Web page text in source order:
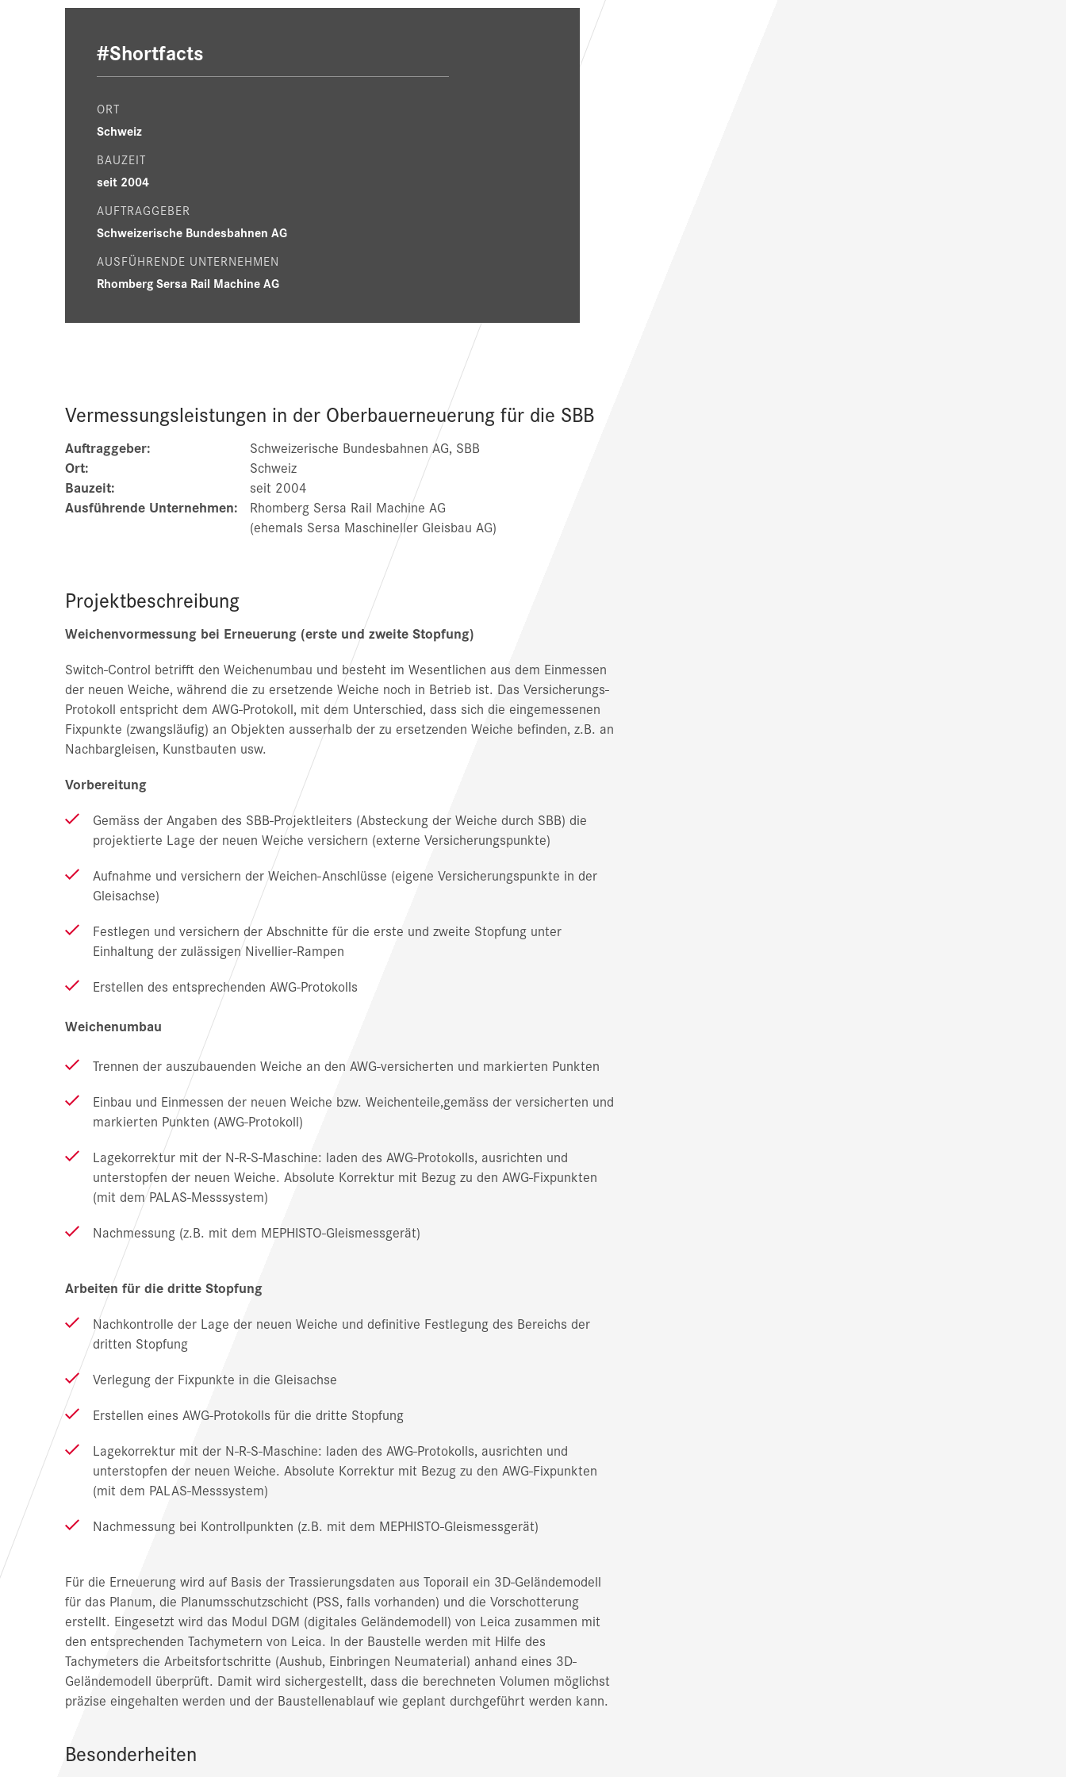
#Shortfacts
ORT
Schweiz
BAUZEIT
seit 2004
AUFTRAGGEBER
Schweizerische Bundesbahnen AG
AUSFÜHRENDE UNTERNEHMEN
Rhomberg Sersa Rail Machine AG
Vermessungsleistungen in der Oberbauerneuerung für die SBB
Auftraggeber:
Schweizerische Bundesbahnen AG, SBB
Ort:
Schweiz
Bauzeit:
seit 2004
Ausführende Unternehmen: Rhomberg Sersa Rail Machine AG
(ehemals Sersa Maschineller Gleisbau AG)
Projektbeschreibung
Weichenvormessung bei Erneuerung (erste und zweite Stopfung)
Switch-Control betrifft den Weichenumbau und besteht im Wesentlichen aus dem Einmessen
der neuen Weiche, während die zu ersetzende Weiche noch in Betrieb ist. Das Versicherungs-
Protokoll entspricht dem AWG-Protokoll, mit dem Unterschied, dass sich die eingemessenen
Fixpunkte (zwangsläufig) an Objekten ausserhalb der zu ersetzenden Weiche befinden, z.B. an
Nachbargleisen, Kunstbauten usw.
Vorbereitung
Gemäss der Angaben des SBB-Projektleiters (Absteckung der Weiche durch SBB) die
projektierte Lage der neuen Weiche versichern (externe Versicherungspunkte)
Aufnahme und versichern der Weichen-Anschlüsse (eigene Versicherungspunkte in der
Gleisachse)
Festlegen und versichern der Abschnitte für die erste und zweite Stopfung unter
Einhaltung der zulässigen Nivellier-Rampen
Erstellen des entsprechenden AWG-Protokolls
Weichenumbau
Trennen der auszubauenden Weiche an den AWG-versicherten und markierten Punkten
Einbau und Einmessen der neuen Weiche bzw. Weichenteile,gemäss der versicherten und
markierten Punkten (AWG-Protokoll)
Lagekorrektur mit der N-R-S-Maschine: laden des AWG-Protokolls, ausrichten und
unterstopfen der neuen Weiche. Absolute Korrektur mit Bezug zu den AWG-Fixpunkten
(mit dem PALAS-Messsystem)
Nachmessung (z.B. mit dem MEPHISTO-Gleismessgerät)
Arbeiten für die dritte Stopfung
Nachkontrolle der Lage der neuen Weiche und definitive Festlegung des Bereichs der
dritten Stopfung
Verlegung der Fixpunkte in die Gleisachse
Erstellen eines AWG-Protokolls für die dritte Stopfung
Lagekorrektur mit der N-R-S-Maschine: laden des AWG-Protokolls, ausrichten und
unterstopfen der neuen Weiche. Absolute Korrektur mit Bezug zu den AWG-Fixpunkten
(mit dem PALAS-Messsystem)
Nachmessung bei Kontrollpunkten (z.B. mit dem MEPHISTO-Gleismessgerät)
Für die Erneuerung wird auf Basis der Trassierungsdaten aus Toporail ein 3D-Geländemodell
für das Planum, die Planumsschutzschicht (PSS, falls vorhanden) und die Vorschotterung
erstellt. Eingesetzt wird das Modul DGM (digitales Geländemodell) von Leica zusammen mit
den entsprechenden Tachymetern von Leica. In der Baustelle werden mit Hilfe des
Tachymeters die Arbeitsfortschritte (Aushub, Einbringen Neumaterial) anhand eines 3D-
Geländemodell überprüft. Damit wird sichergestellt, dass die berechneten Volumen möglichst
präzise eingehalten werden und der Baustellenablauf wie geplant durchgeführt werden kann.
Besonderheiten